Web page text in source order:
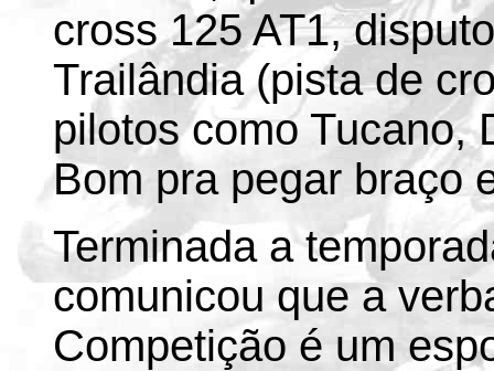
cross 125 AT1,
Trailândia (pista de
pilotos como Tucano,
Bom pra pegar braço
Terminada a
comunicou que a
Competição é um